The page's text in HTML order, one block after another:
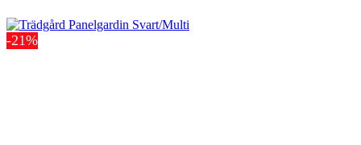
-21%